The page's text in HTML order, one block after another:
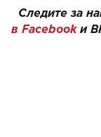
Следите за
в Facebookи